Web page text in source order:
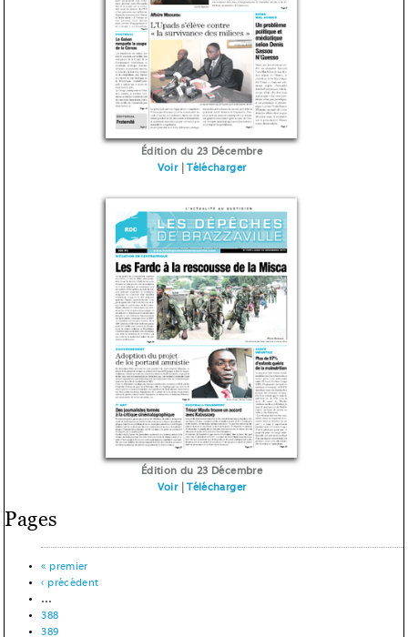
Édition du 23 Décembre
Voir|Télécharger
Édition du 23 Décembre
Voir|Télécharger
Pages
« premier
‹ précédent
…
388
389